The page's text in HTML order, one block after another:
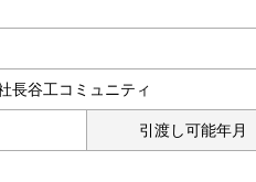
長谷工コミュニティ
引渡し可能年月